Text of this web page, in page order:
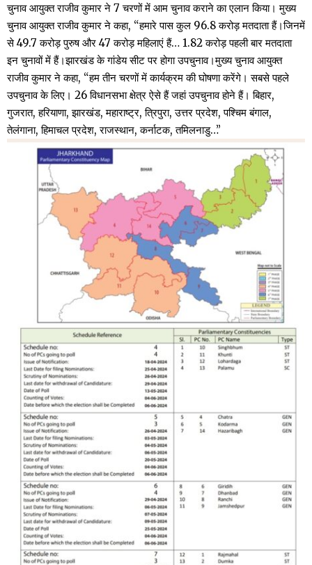
चुनाव आयुक्त राजीव कुमार ने 7 चरणों में आम चुनाव कराने का एलान किया। मुख्य
चुनाव आयुक्त राजीव कुमार ने कहा, “हमारे पास कुल 96.8 करोड़ मतदाता हैं।जिनमें
से 49.7 करोड़ पुरुष और 47 करोड़ महिलाएं हैं… 1.82 करोड़ पहली बार मतदाता
इन चुनावों में हैं।झारखंड के गांडेय सीट पर होगा उपचुनाव।मुख्य चुनाव आयुक्त
राजीव कुमार ने कहा, “हम तीन चरणों में कार्यक्रम की घोषणा करेंगे। सबसे पहले
उपचुनाव के लिए। 26 विधानसभा क्षेत्र ऐसे हैं जहां उपचुनाव होने हैं। बिहार,
गुजरात, हरियाणा, झारखंड, महाराष्ट्र, त्रिपुरा, उत्तर प्रदेश, पश्चिम बंगाल,
तेलंगाना, हिमाचल प्रदेश, राजस्थान, कर्नाटक, तमिलनाडु…”